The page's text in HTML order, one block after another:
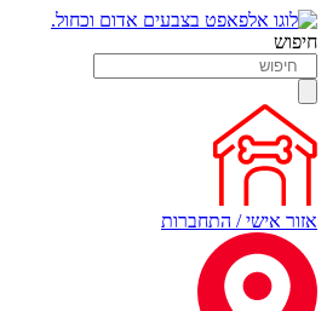
חיפוש
אזור אישי / התחברות